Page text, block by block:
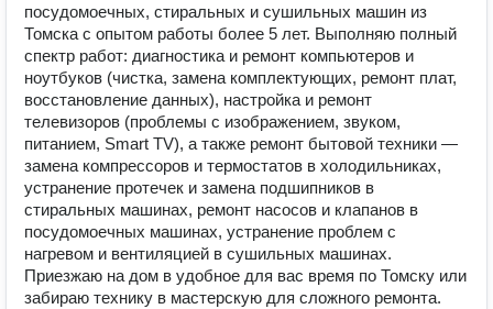
посудомоечных, стиральных и сушильных машин из
Томска с опытом работы более 5 лет. Выполняю полный
спектр работ: диагностика и ремонт компьютеров и
ноутбуков (чистка, замена комплектующих, ремонт плат,
восстановление данных), настройка и ремонт
телевизоров (проблемы с изображением, звуком,
питанием, Smart TV), а также ремонт бытовой техники —
замена компрессоров и термостатов в холодильниках,
устранение протечек и замена подшипников в
стиральных машинах, ремонт насосов и клапанов в
посудомоечных машинах, устранение проблем с
нагревом и вентиляцией в сушильных машинах.
Приезжаю на дом в удобное для вас время по Томску или
забираю технику в мастерскую для сложного ремонта.